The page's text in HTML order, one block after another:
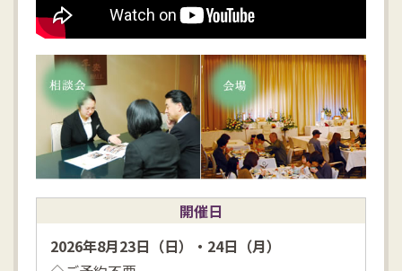
開催日
2026年8月23日（日）・24日（月）